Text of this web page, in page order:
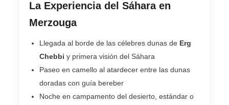
La Experiencia del Sáhara en
Merzouga
Llegada al borde de las célebres dunas de Erg
Chebbi y primera visión del Sáhara
Paseo en camello al atardecer entre las dunas
doradas con guía bereber
Noche en campamento del desierto, estándar o